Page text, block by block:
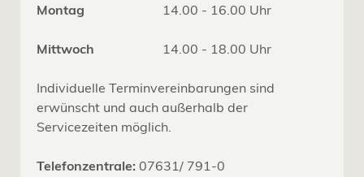
Montag 14.00 - 16.00 Uhr
Mittwoch 14.00 - 18.00 Uhr
Individuelle Terminvereinbarungen sind
erwünscht und auch außerhalb der
Servicezeiten möglich.
Telefonzentrale: 07631/ 791-0